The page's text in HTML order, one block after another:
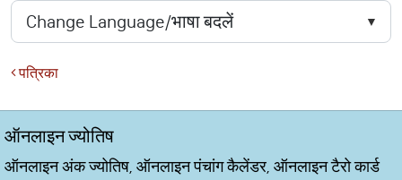
पत्रिका
ऑनलाइन ज्योतिष
ऑनलाइन अंक ज्योतिष, ऑनलाइन पंचांग कैलेंडर, ऑनलाइन टैरो कार्ड